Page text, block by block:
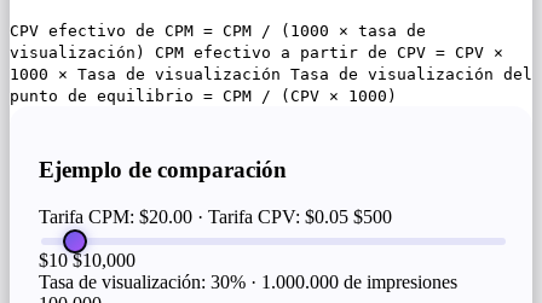
CPV efectivo de CPM = CPM / (1000 × tasa de
visualización) CPM efectivo a partir de CPV = CPV ×
1000 × Tasa de visualización Tasa de visualización del
punto de equilibrio = CPM / (CPV × 1000)
Ejemplo de comparación
Tarifa CPM: $20.00 · Tarifa CPV: $0.05 $500
$10 $10,000
Tasa de visualización: 30% · 1.000.000 de impresiones